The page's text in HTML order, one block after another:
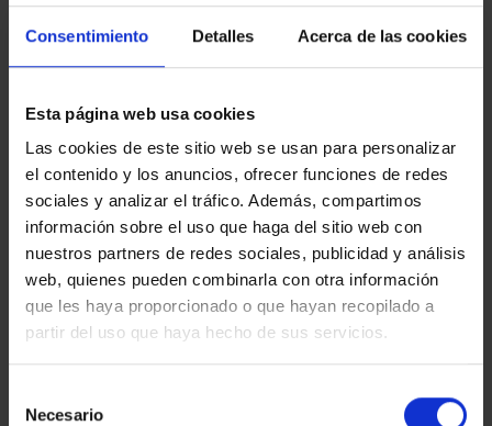
Consentimiento Detalles Acerca de las cookies
Esta página web usa cookies
Las cookies de este sitio web se usan para personalizar
el contenido y los anuncios, ofrecer funciones de redes
sociales y analizar el tráfico. Además, compartimos
información sobre el uso que haga del sitio web con
nuestros partners de redes sociales, publicidad y análisis
web, quienes pueden combinarla con otra información
que les haya proporcionado o que hayan recopilado a
partir del uso que haya hecho de sus servicios.
Necesario
Eventos & Expos,Fine Art
SHOMEI TOMATSU
POSTED ON JUNIO 11, 2018
11
Jun